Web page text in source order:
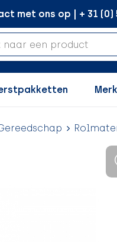
met ons op | + 31